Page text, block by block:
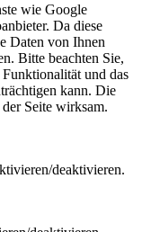
wie Google
Da diese
Daten von Ihnen
Bitte beachten Sie,
und das
kann. Die
Seite wirksam.
deaktivieren.